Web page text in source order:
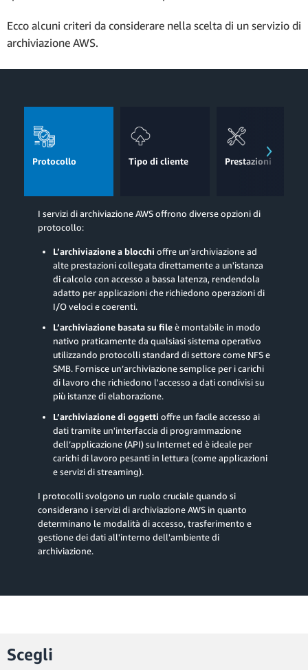
Ecco alcuni criteri da considerare nella scelta di un servizio di
archiviazione AWS.
Protocollo Tipo di cliente Prestazioni
I servizi di archiviazione AWS offrono diverse opzioni di
protocollo:
L’archiviazione a blocchi offre un’archiviazione ad
alte prestazioni collegata direttamente a un'istanza
di calcolo con accesso a bassa latenza, rendendola
adatto per applicazioni che richiedono operazioni di
I/O veloci e coerenti.
L’archiviazione basata su fileè montabile in modo
nativo praticamente da qualsiasi sistema operativo
utilizzando protocolli standard di settore come NFS e
SMB. Fornisce un’archiviazione semplice per i carichi
di lavoro che richiedono l'accesso a dati condivisi su
più istanze di elaborazione.
L’archiviazione di oggetti offre un facile accesso ai
dati tramite un'interfaccia di programmazione
dell’applicazione (API) su Internet ed è ideale per
carichi di lavoro pesanti in lettura (come applicazioni
e servizi di streaming).
I protocolli svolgono un ruolo cruciale quando si
considerano i servizi di archiviazione AWS in quanto
determinano le modalità di accesso, trasferimento e
gestione dei dati all'interno dell'ambiente di
archiviazione.
Scegli